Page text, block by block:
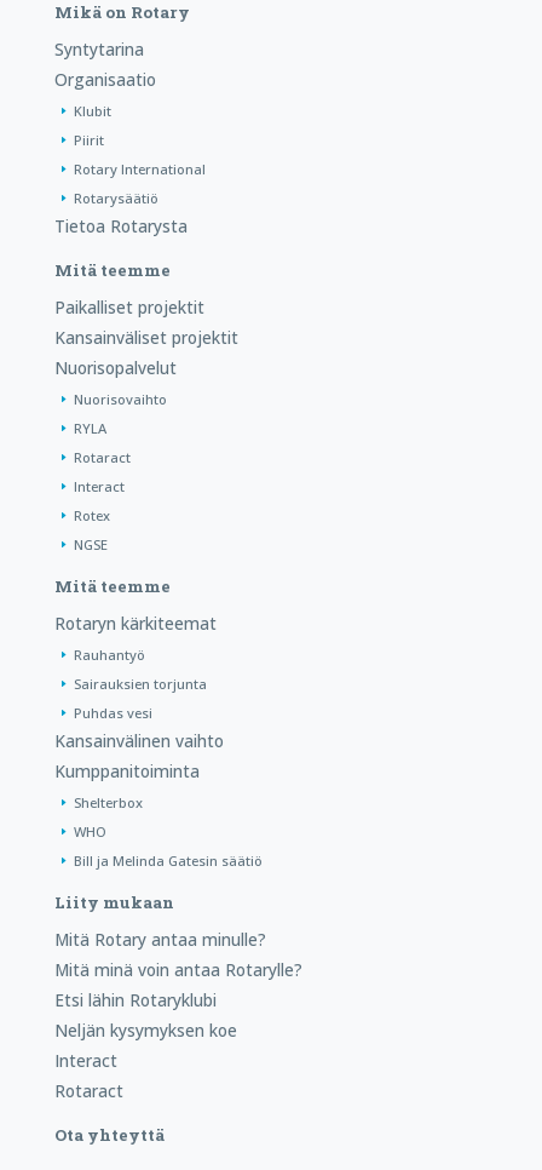
Mikä on Rotary
Syntytarina
Organisaatio
Klubit
Piirit
Rotary International
Rotarysäätiö
Tietoa Rotarysta
Mitä teemme
Paikalliset projektit
Kansainväliset projektit
Nuorisopalvelut
Nuorisovaihto
RYLA
Rotaract
Interact
Rotex
NGSE
Mitä teemme
Rotaryn kärkiteemat
Rauhantyö
Sairauksien torjunta
Puhdas vesi
Kansainvälinen vaihto
Kumppanitoiminta
Shelterbox
WHO
Bill ja Melinda Gatesin säätiö
Liity mukaan
Mitä Rotary antaa minulle?
Mitä minä voin antaa Rotarylle?
Etsi lähin Rotaryklubi
Neljän kysymyksen koe
Interact
Rotaract
Ota yhteyttä